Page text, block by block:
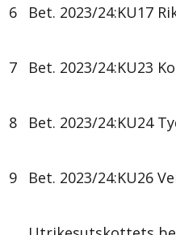
6 Bet. 2023/24:KU17
7 Bet. 2023/24:KU23
8 Bet. 2023/24:KU24
9 Bet. 2023/24:KU26